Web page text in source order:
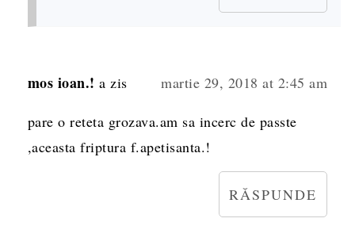
mos ioan.! a zis martie 29, 2018 at 2:45 am
pare o reteta grozava.am sa incerc de passte
,aceasta friptura f.apetisanta.!
RĂSPUNDE